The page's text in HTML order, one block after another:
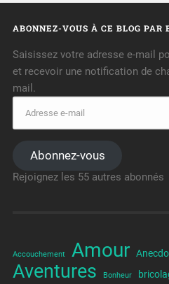
ABONNEZ-VOUS À CE BLOG PAR
Saisissez votre adresse e-mail
et recevoir une notification de
mail.
Abonnez-vous
Rejoignez les 55 autres abonnés
Accouchement Amour
Aventures Bonheur